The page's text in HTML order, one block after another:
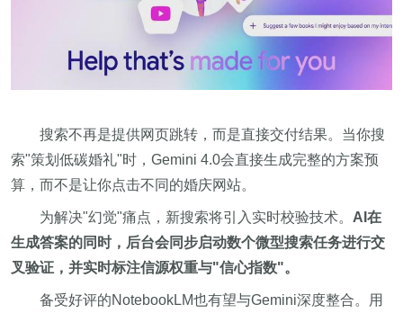
搜索不再是提供网页跳转，而是直接交付结果。当你搜
索"策划低碳婚礼"时，Gemini 4.0会直接生成完整的方案预
算，而不是让你点击不同的婚庆网站。
为解决"幻觉"痛点，新搜索将引入实时校验技术。 AI在
生成答案的同时，后台会同步启动数个微型搜索任务进行交
叉验证，并实时标注信源权重与"信心指数"。
备受好评的NotebookLM也有望与Gemini深度整合。用